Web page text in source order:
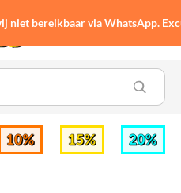
niet bereikbaar via WhatsApp.